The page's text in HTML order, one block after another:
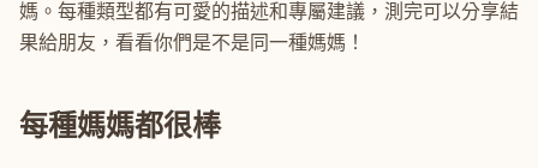
媽。每種類型都有可愛的描述和專屬建議，測完可以分享結
果給朋友，看看你們是不是同一種媽媽！
每種媽媽都很棒